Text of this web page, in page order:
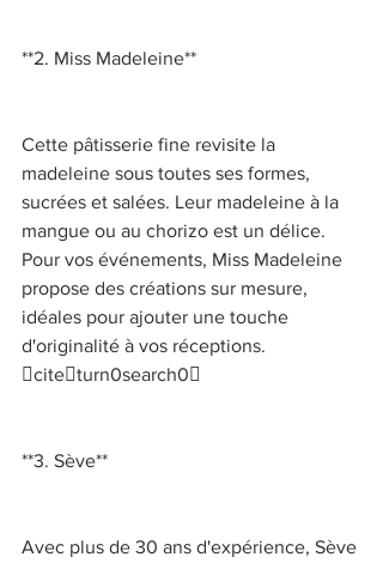
**2. Miss Madeleine**
Cette pâtisserie fine revisite la
madeleine sous toutes ses formes,
sucrées et salées. Leur madeleine à la
mangue ou au chorizo est un délice.
Pour vos événements, Miss Madeleine
propose des créations sur mesure,
idéales pour ajouter une touche
d'originalité à vos réceptions.
citeturn0search0
**3. Sève**
Avec plus de 30 ans d'expérience, Sève